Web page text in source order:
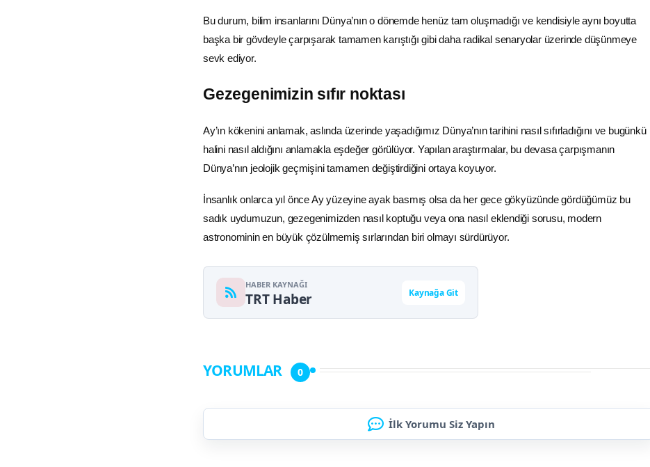
Bu durum, bilim insanlarını Dünya’nın o dönemde henüz tam oluşmadığı ve kendisiyle aynı boyutta
başka bir gövdeyle çarpışarak tamamen karıştığı gibi daha radikal senaryolar üzerinde düşünmeye
sevk ediyor.
Gezegenimizin sıfır noktası
Ay’ın kökenini anlamak, aslında üzerinde yaşadığımız Dünya’nın tarihini nasıl sıfırladığını ve bugünkü
halini nasıl aldığını anlamakla eşdeğer görülüyor. Yapılan araştırmalar, bu devasa çarpışmanın
Dünya’nın jeolojik geçmişini tamamen değiştirdiğini ortaya koyuyor.
İnsanlık onlarca yıl önce Ay yüzeyine ayak basmış olsa da her gece gökyüzünde gördüğümüz bu
sadık uydumuzun, gezegenimizden nasıl koptuğu veya ona nasıl eklendiği sorusu, modern
astronominin en büyük çözülmemiş sırlarından biri olmayı sürdürüyor.
HABER KAYNAĞI
TRT Haber Kaynağa Git
YORUMLAR 0
İlk Yorumu Siz Yapın